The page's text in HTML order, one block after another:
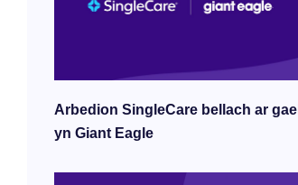
Arbedion SingleCare bellach ar gael
yn Giant Eagle